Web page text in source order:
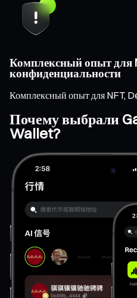
Комплексный опыт для
конфиденциальности
Комплексный опыт для NFT,
Почему выбрали
Wallet?